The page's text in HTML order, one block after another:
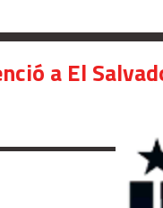
a El